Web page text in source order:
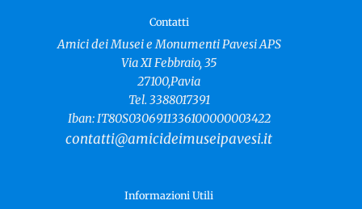
Contatti
Amici dei Musei e Monumenti Pavesi APS
Via XI Febbraio, 35
27100,Pavia
Tel. 3388017391
Iban: IT80S0306911336100000003422
contatti@amicideimuseipavesi.it
Informazioni Utili